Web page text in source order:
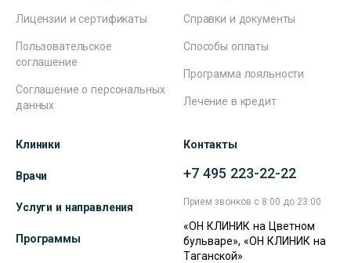
Лицензии и сертификаты
Пользовательское
соглашение
Соглашение о персональных
данных
Справки и документы
Способы оплаты
Программа лояльности
Лечение в кредит
Клиники
Врачи
Услуги и направления
Программы
Контакты
+7 495 223-22-22
Прием звонков с 8:00 до 23:00
«ОН КЛИНИК на Цветном
бульваре», «ОН КЛИНИК на
Таганской»